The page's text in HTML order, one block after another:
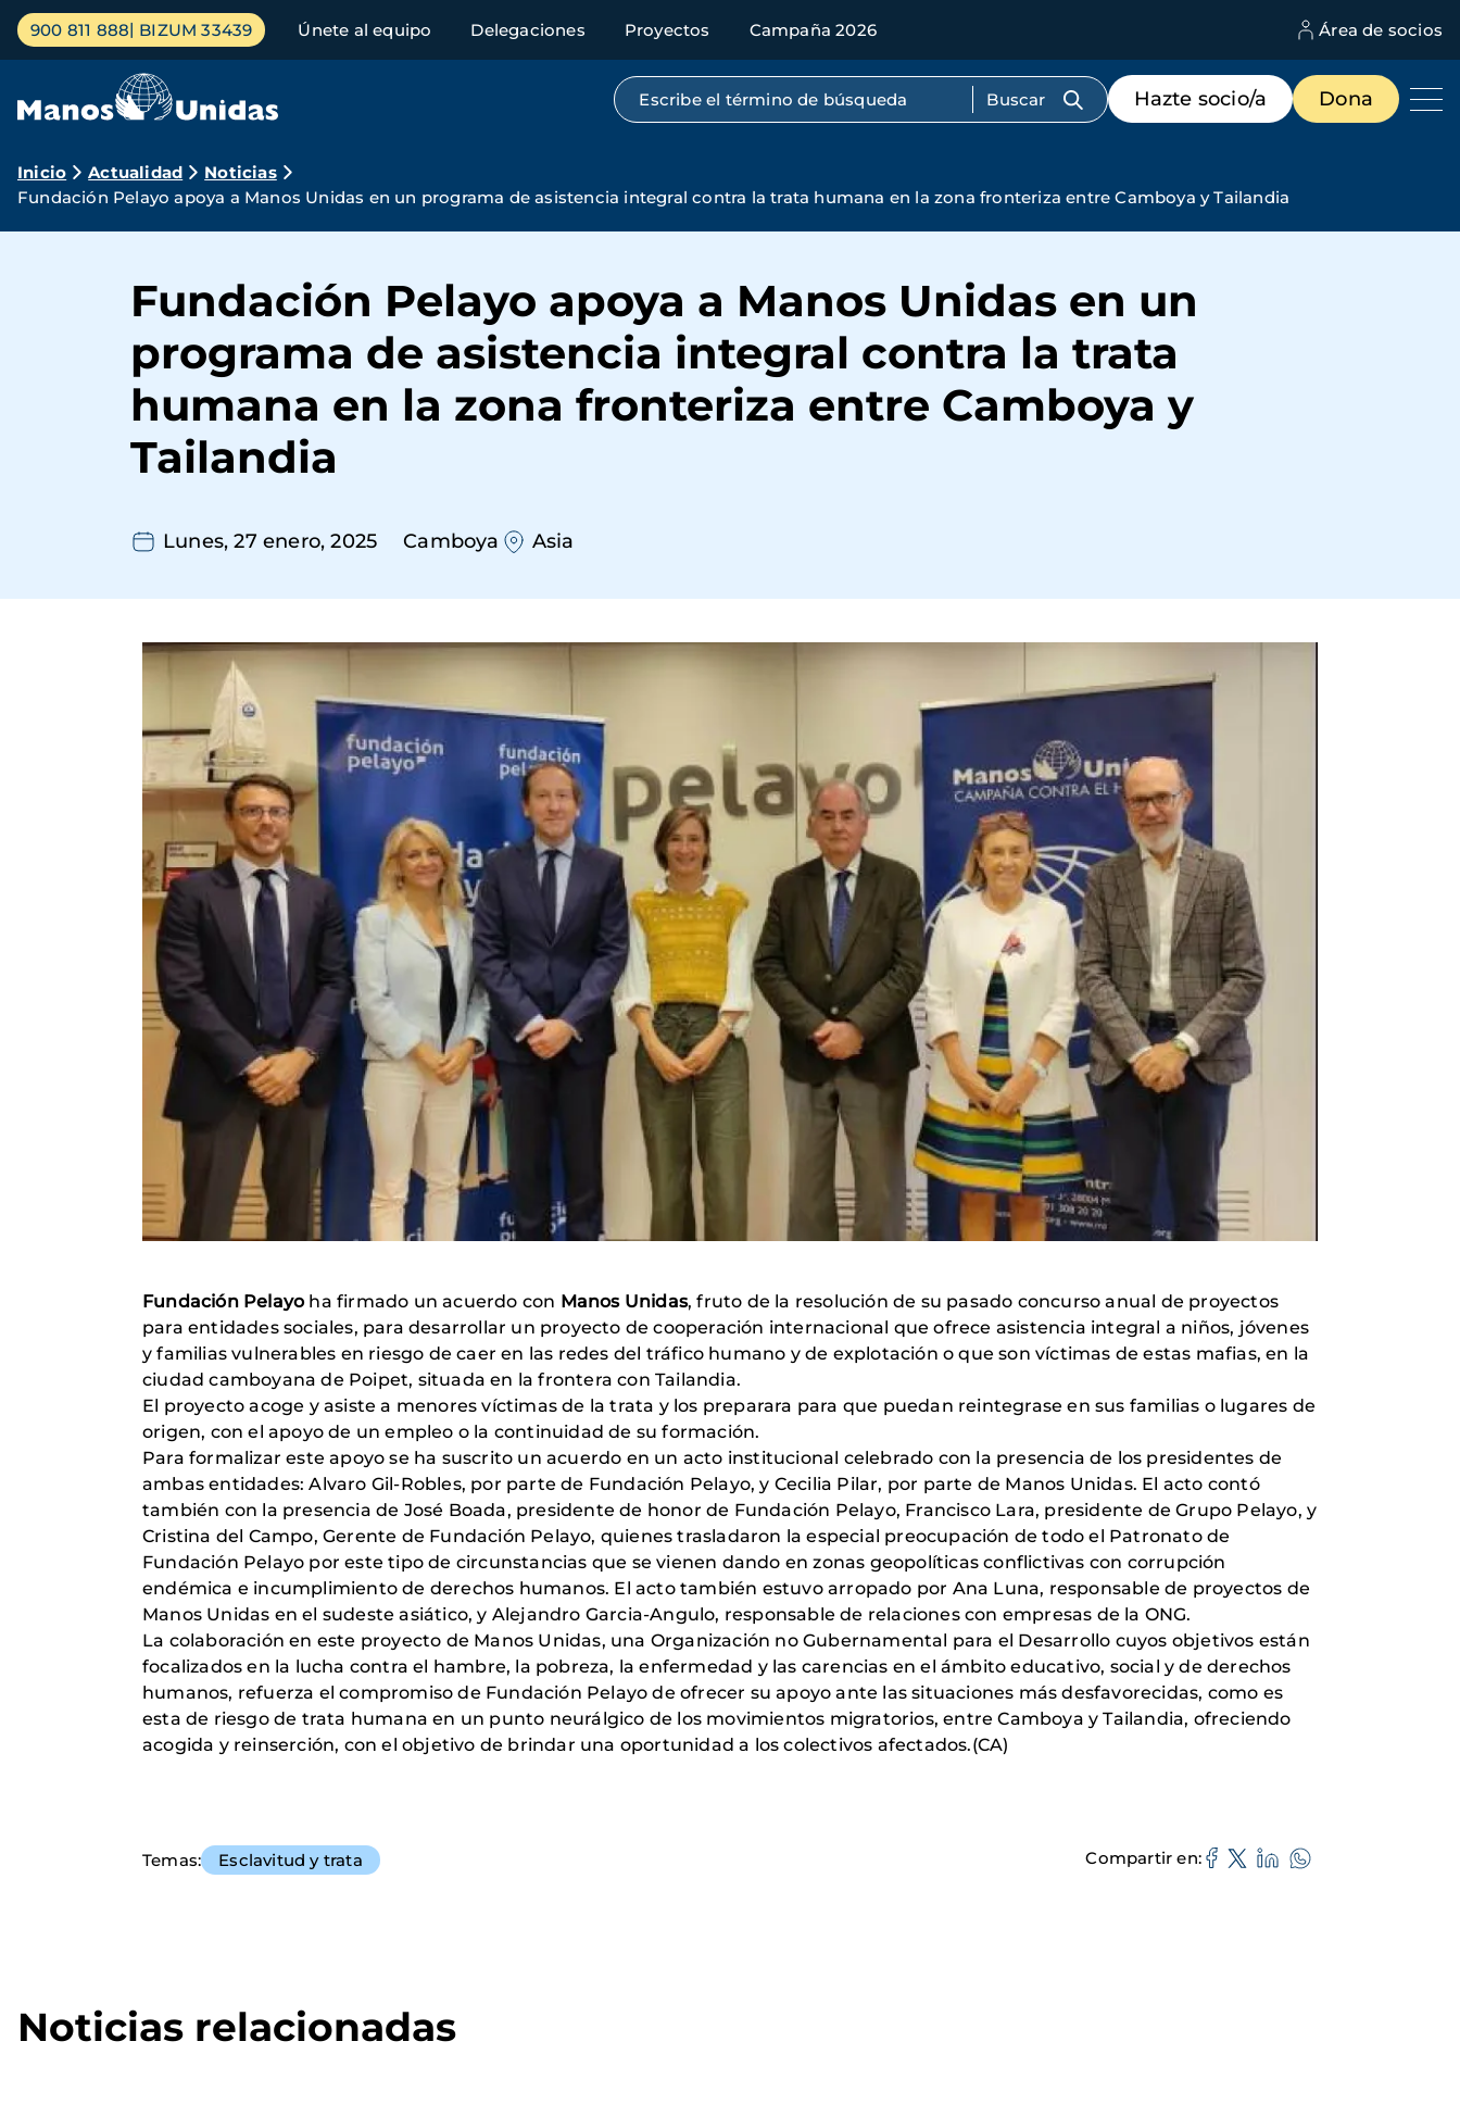
Pasar
contenido
Menú
principal
900 811 888 BIZUM 33439 Únete al equipo Delegaciones Proyectos Campaña 2026 Área de socios
Búsqueda por texto completo
Menú
de
destacados
Hazte socio/a Dona
Ruta
de
Inicio Actualidad
Noticias
Fundación Pelayo apoya a Manos Unidas en un programa de asistencia integral contra la trata humana en la zona fronteriza entre Camboya y Tailandia
Fundación Pelayo apoya a Manos Unidas en un
programa de asistencia integral contra la trata
humana en la zona fronteriza entre Camboya y
Tailandia
Lunes, 27 enero, 2025 Camboya Asia
Fundación Pelayoha firmado un acuerdo con Manos Unidas, fruto de la resolución de su pasado concurso anual de proyectos
para entidades sociales, para desarrollar un proyecto de cooperación internacional que ofrece asistencia integral a niños, jóvenes
y familias vulnerables en riesgo de caer en las redes del tráfico humano y de explotación o que son víctimas de estas mafias, en la
ciudad camboyana de Poipet, situada en la frontera con Tailandia.
El proyecto acoge y asiste a menores víctimas de la trata y los preparara para que puedan reintegrase en sus familias o lugares de
origen, con el apoyo de un empleo o la continuidad de su formación.
Para formalizar este apoyo se ha suscrito un acuerdo en un acto institucional celebrado con la presencia de los presidentes de
ambas entidades: Alvaro Gil-Robles, por parte de Fundación Pelayo, y Cecilia Pilar, por parte de Manos Unidas. El acto contó
también con la presencia de José Boada, presidente de honor de Fundación Pelayo, Francisco Lara, presidente de Grupo Pelayo, y
Cristina del Campo, Gerente de Fundación Pelayo, quienes trasladaron la especial preocupación de todo el Patronato de
Fundación Pelayo por este tipo de circunstancias que se vienen dando en zonas geopolíticas conflictivas con corrupción
endémica e incumplimiento de derechos humanos. El acto también estuvo arropado por Ana Luna, responsable de proyectos de
Manos Unidas en el sudeste asiático, y Alejandro Garcia-Angulo, responsable de relaciones con empresas de la ONG.
La colaboración en este proyecto de Manos Unidas, una Organización no Gubernamental para el Desarrollo cuyos objetivos están
focalizados en la lucha contra el hambre, la pobreza, la enfermedad y las carencias en el ámbito educativo, social y de derechos
humanos, refuerza el compromiso de Fundación Pelayo de ofrecer su apoyo ante las situaciones más desfavorecidas, como es
esta de riesgo de trata humana en un punto neurálgico de los movimientos migratorios, entre Camboya y Tailandia, ofreciendo
acogida y reinserción, con el objetivo de brindar una oportunidad a los colectivos afectados.(CA)
Temas Esclavitud y trata Compartir en
Noticias relacionadas